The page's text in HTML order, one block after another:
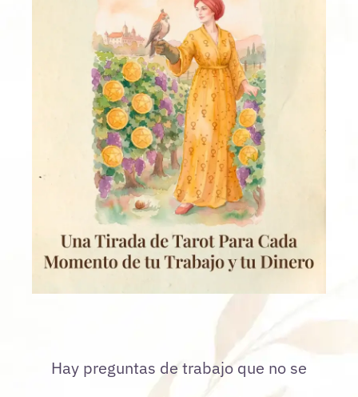
Hay preguntas de trabajo que no se